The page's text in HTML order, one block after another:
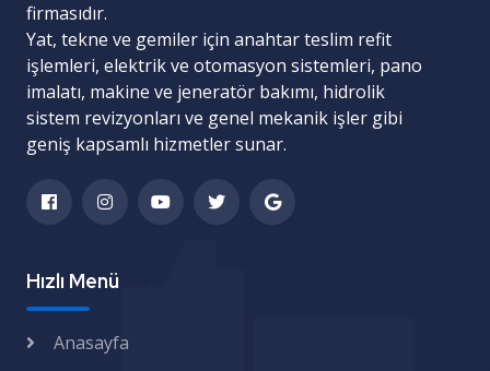
firmasıdır.
Yat, tekne ve gemiler için anahtar teslim refit
işlemleri, elektrik ve otomasyon sistemleri, pano
imalatı, makine ve jeneratör bakımı, hidrolik
sistem revizyonları ve genel mekanik işler gibi
geniş kapsamlı hizmetler sunar.
Hızlı Menü
Anasayfa